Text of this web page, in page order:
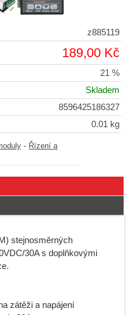
z885119
189,00 Kč
21 %
Skladem
8596425186327
0.01 kg
- Řízení a
stejnosměrných
30A s doplňkovými
zátěži a napájení